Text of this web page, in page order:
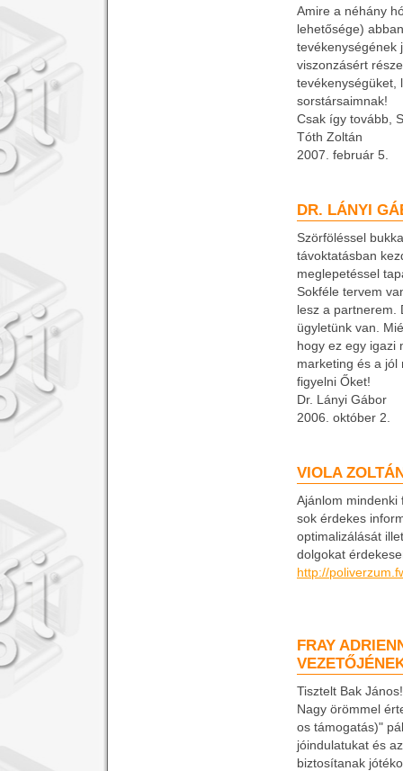
Amire a néhány
lehetősége)
tevékenységének
viszonzásért
tevékenységüket,
sorstársaimnak!
Csak így tovább,
Tóth Zoltán
2007. február 5.
DR. LÁNYI
Szörföléssel
távoktatásban
meglepetéssel
Sokféle tervem
lesz a partnerem.
ügyletünk van.
hogy ez egy igazi
marketing és a jól
figyelni Őket!
Dr. Lányi Gábor
2006. október 2.
VIOLA
Ajánlom mindenki
sok érdekes
optimalizálását
dolgokat
http://
FRAY
Tisztelt Bak
Nagy örömmel
os támogatás)"
jóindulatukat és
biztosítanak